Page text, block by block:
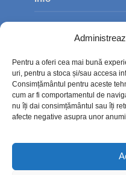
Pentru a oferi cea mai bună
uri, pentru a stoca și/sau accesa
Consimțământul pentru aceste
cum ar fi comportamentul de
nu îți dai consimțământul sau îți
afecte negative asupra unor
Contact
Politica de
Politică cookie-uri